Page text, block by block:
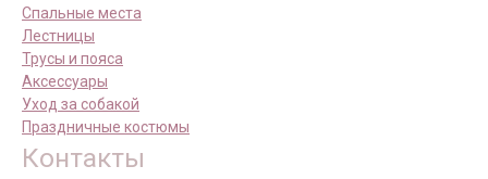
Спальные места
Лестницы
Трусы и пояса
Аксессуары
Уход за собакой
Праздничные костюмы
Контакты